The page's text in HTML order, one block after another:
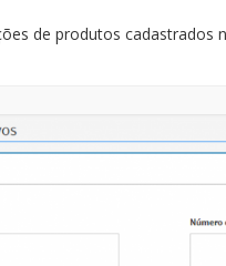
de produtos cadastrados